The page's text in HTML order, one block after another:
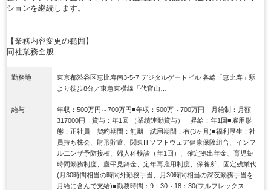
ションを継続します。
【業務内容変更の範囲】
同社業務全般
勤務地
東京都渋谷区恵比寿南3-5-7 デジタルゲートビル 各線「恵比寿」駅
より徒歩8分／東急東横線「代官山…
給与
年収：500万円～700万円■年収：500万～700万円 月給制：月額
317000円 賞与：年1回 （業績連動賞与） 昇給：年1回■雇用形
態：正社員 契約期間：無期 試用期間：有(3ヶ月)■福利厚生：社
員持ち株会、財形貯蓄、関東ITソフトウェア健康保険組合、インフ
ルエンザ予防接種、婦人科検診（年1回）、確定拠出年金、育児短
時間勤務制度、慶弔見舞金、定年再雇用制度、保養所、固定残業代
(月30時間相当の時間外勤務手当、月30時間相当の深夜勤務手当を
月給に含んで支給)■勤務時間：9：30～18：30(フルフレックス